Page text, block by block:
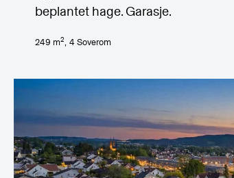
beplantet hage. Garasje.
249 m2, 4Soverom